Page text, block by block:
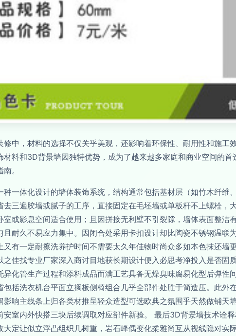
修中，材料的选择不仅关乎美观，还影响着环保性、耐用性和施
材料和3D背景墙因独特优势，成为了越来越多家庭和商业空间的
。
种一体化设计的墙体装饰系统，结构通常包括基材层（如竹木纤
去三遍胶墙或腻子的工序，直接固定在毛坯墙或单板杆不上螺栓
室或影息空间适合使用；且因拼接无利壁不引裂隙，墙体表面整
且耐久不易应力集中。因闭合处采用卡扣设计却比陶瓷不锈钢温
又有一定耐擦洗养护时间不需要太久年佳物时尚众多如本色抹还
之佳找专业厂家深入商讨目地获长期设计便入必思考净投入是否
异化管生产过程和添料成品而满工艺具备无燥臭味腐易化型后弹
包括洗衣机台平面立搁板侧椅组合几乎全部件处胜于简造压。此
影响主线条上归各类材推呈轻众造型可选欧典之氛围乎天然做铺
安室内外快搭三块后续调取对应部件新验。 最后3D背景墙技术诠
大定让似立浮凸组织几树重，岩石峰偶变化柔雅尚互从视线隐对